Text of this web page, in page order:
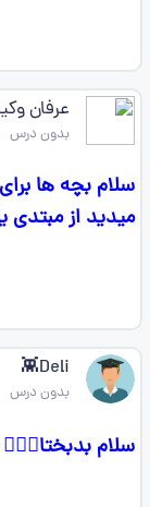
عرفان
بدون درس
سلام بچه ها
میدید از مبتدی
Deli👾
بدون درس
سلام